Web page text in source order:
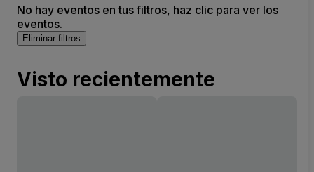
No hay eventos en tus filtros, haz clic para ver los
eventos.
Eliminar filtros
Visto recientemente